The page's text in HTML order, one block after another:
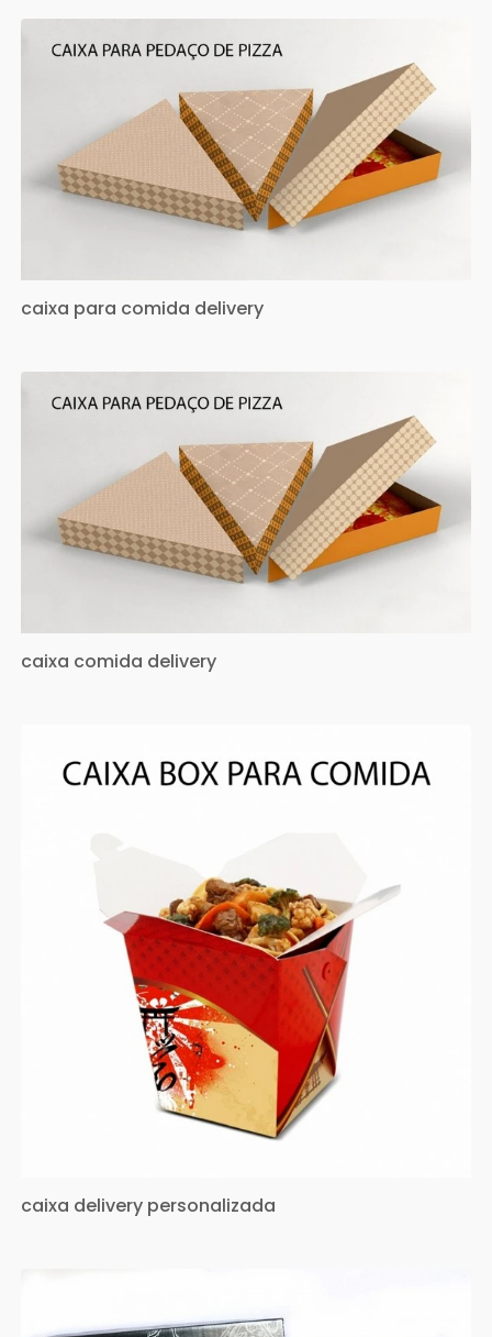
caixa para comida delivery
caixa comida delivery
caixa delivery personalizada